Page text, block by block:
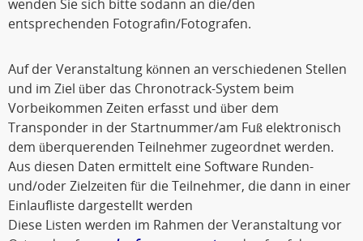
wenden Sie sich bitte sodann an die/den
entsprechenden Fotografin/Fotografen.
Auf der Veranstaltung können an verschiedenen Stellen
und im Ziel über das Chronotrack-System beim
Vorbeikommen Zeiten erfasst und über dem
Transponder in der Startnummer/am Fuß elektronisch
dem überquerenden Teilnehmer zugeordnet werden.
Aus diesen Daten ermittelt eine Software Runden-
und/oder Zielzeiten für die Teilnehmer, die dann in einer
Einlaufliste dargestellt werden
Diese Listen werden im Rahmen der Veranstaltung vor